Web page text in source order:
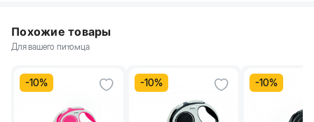
Похожие товары
Для вашего питомца
-10% -10% -10%